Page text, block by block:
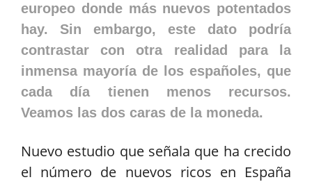
europeo donde más nuevos potentados
hay. Sin embargo, este dato podría
contrastar con otra realidad para la
inmensa mayoría de los españoles, que
cada día tienen menos recursos.
Veamos las dos caras de la moneda.
Nuevo estudio que señala que ha crecido
el número de nuevos ricos en España